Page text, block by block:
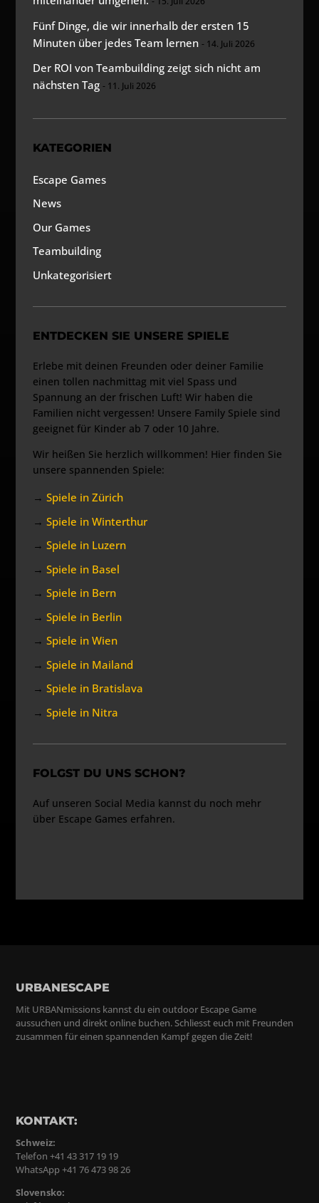
Fünf Dinge, die wir innerhalb der ersten 15
Minuten über jedes Team lernen
14. Juli 2026
Der ROI von Teambuilding zeigt sich nicht am
nächsten Tag
11. Juli 2026
KATEGORIEN
Escape Games
News
Our Games
Teambuilding
Unkategorisiert
ENTDECKEN SIE UNSERE SPIELE
Erlebe mit deinen Freunden oder deiner Familie
einen tollen nachmittag mit viel Spass und
Spannung an der frischen Luft! Wir haben die
Familien nicht vergessen! Unsere Family Spiele sind
geeignet für Kinder ab 7 oder 10 Jahre.
Wir heißen Sie herzlich willkommen! Hier finden Sie
unsere spannenden Spiele:
→Spiele in Zürich
→Spiele in Winterthur
→Spiele in Luzern
→Spiele in Basel
→Spiele in Bern
→Spiele in Berlin
→Spiele in Wien
→Spiele in Mailand
→Spiele in Bratislava
→Spiele in Nitra
FOLGST DU UNS SCHON?
Auf unseren Social Media kannst du noch mehr
über Escape Games erfahren.
URBANESCAPE
Mit URBANmissions kannst du ein outdoor Escape Game
aussuchen und direkt online buchen. Schliesst euch mit Freunden
zusammen für einen spannenden Kampf gegen die Zeit!
KONTAKT:
Schweiz:
Telefon +41 43 317 19 19
WhatsApp +41 76 473 98 26
Slovensko: